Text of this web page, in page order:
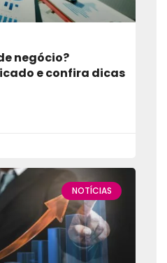
negócio?
e confira dicas
NOTÍCIAS